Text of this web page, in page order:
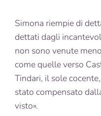
Simona riempie di
dettati dagli
non sono venute meno
come quelle verso
Tindari, il sole
stato compensato
visto».